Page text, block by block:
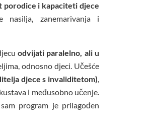
i kapaciteti djece
zanemarivanja i
odvijati paralelno, ali u
odnosno djeci. Učešće
djece s invaliditetom),
i međusobno učenje.
program je prilagođen